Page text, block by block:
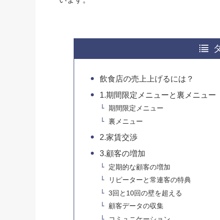
飲食店の売上上げるには？
1.期間限定メニューと裏メニュー
期間限定メニュー
裏メニュー
2.家賃交渉
3.顧客の増加
定期的な顧客の増加
リピーターと常連客の特典
3回と10回の壁を超える
顧客データの収集